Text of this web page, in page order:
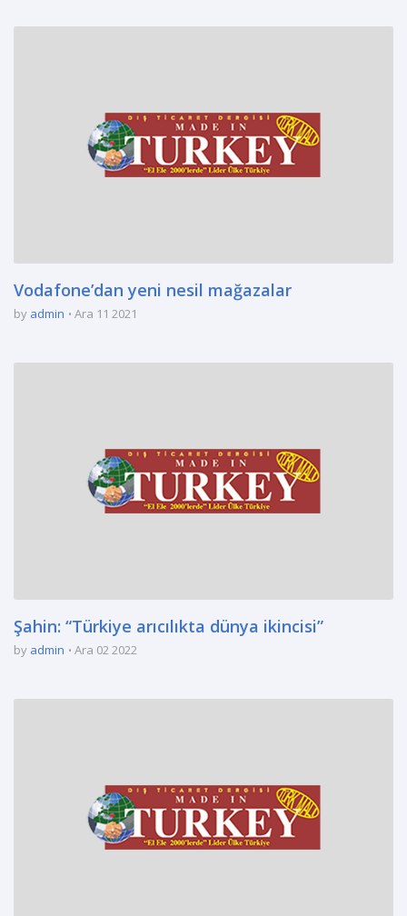
Vodafone’dan yeni nesil mağazalar
by admin Ara 11 2021
Şahin: “Türkiye arıcılıkta dünya ikincisi”
by admin Ara 02 2022